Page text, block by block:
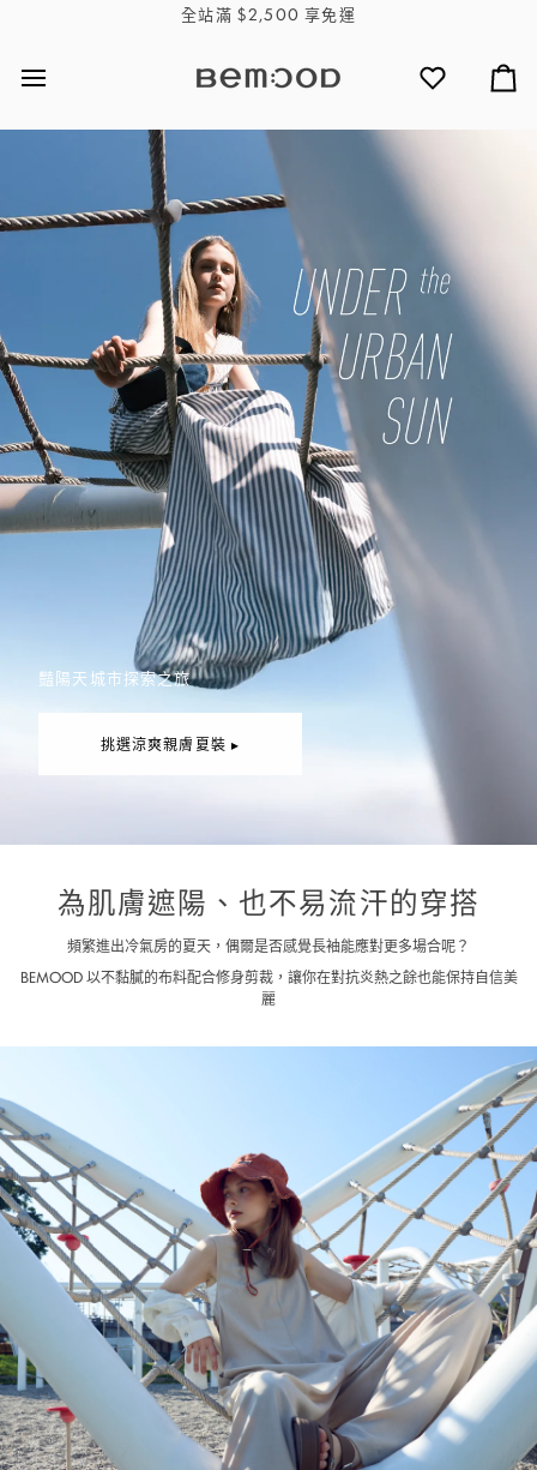
全站滿 $2,500 享免運
心
單
購
豔陽天城市探索之旅
挑選涼爽親膚夏裝 ▸
為肌膚遮陽、也不易流汗的穿搭
頻繁進出冷氣房的夏天，偶爾是否感覺長袖能應對更多場合呢？
BEMOOD 以不黏膩的布料配合修身剪裁，讓你在對抗炎熱之餘也能保持自信美
麗